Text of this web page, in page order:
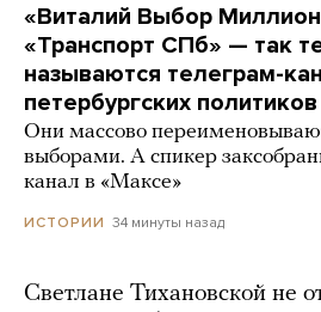
«Виталий Выбор
«Транспорт СПб» — так
называются телеграм-
петербургских политиков
Они массово
выборами. А спикер
канал в «Максе»
ИСТОРИИ 34 минуты назад
Светлане Тихановской не